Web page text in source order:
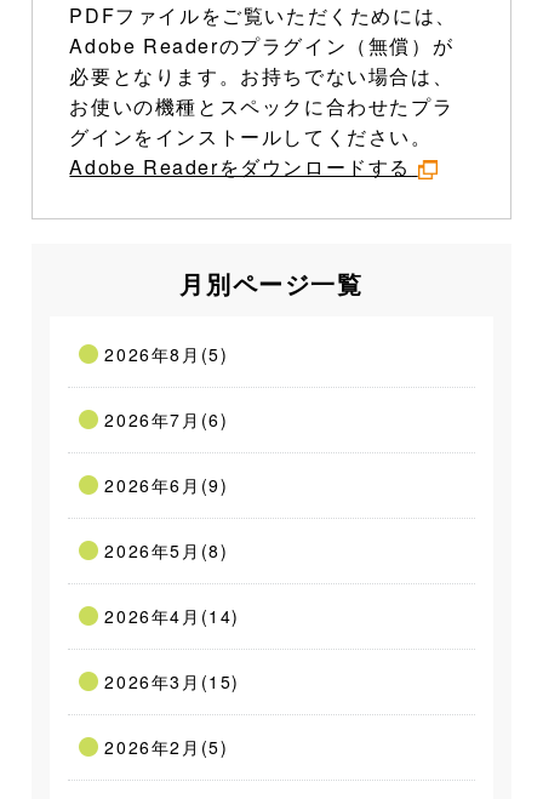
PDFファイルをご覧いただくためには、
Adobe Readerのプラグイン（無償）が
必要となります。お持ちでない場合は、
お使いの機種とスペックに合わせたプラ
グインをインストールしてください。
Adobe Readerをダウンロードする
月別ページ一覧
2026年8月(5)
2026年7月(6)
2026年6月(9)
2026年5月(8)
2026年4月(14)
2026年3月(15)
2026年2月(5)